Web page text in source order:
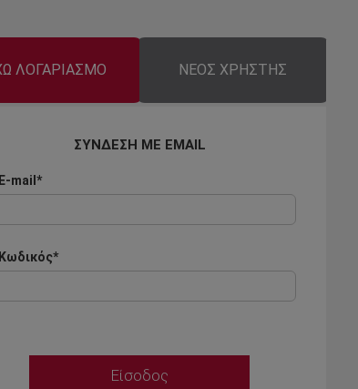
ΛΟΓΑΡΙΑΣΜΟ ΝΕΟΣ ΧΡΗΣΤΗΣ
ΣΥΝΔΕΣΗ ΜΕ EMAIL
E-mail*
Κωδικός*